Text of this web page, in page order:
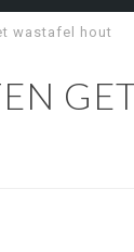
wastafel hout